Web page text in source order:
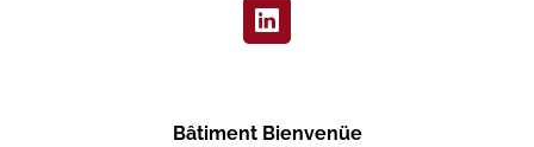
Bâtiment Bienvenüe